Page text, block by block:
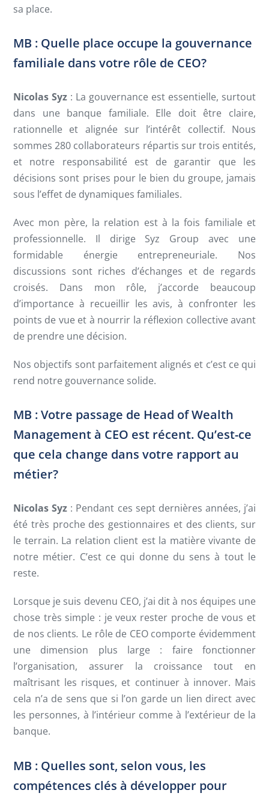
sa place.
MB : Quelle place occupe la gouvernance
familiale dans votre rôle de CEO?
Nicolas Syz : La gouvernance est essentielle, surtout
dans une banque familiale. Elle doit être claire,
rationnelle et alignée sur l’intérêt collectif. Nous
sommes 280 collaborateurs répartis sur trois entités,
et notre responsabilité est de garantir que les
décisions sont prises pour le bien du groupe, jamais
sous l’effet de dynamiques familiales.
Avec mon père, la relation est à la fois familiale et
professionnelle. Il dirige Syz Group avec une
formidable énergie entrepreneuriale. Nos
discussions sont riches d’échanges et de regards
croisés. Dans mon rôle, j’accorde beaucoup
d’importance à recueillir les avis, à confronter les
points de vue et à nourrir la réflexion collective avant
de prendre une décision.
Nos objectifs sont parfaitement alignés et c’est ce qui
rend notre gouvernance solide.
MB : Votre passage de Head of Wealth
Management à CEO est récent. Qu’est-ce
que cela change dans votre rapport au
métier?
Nicolas Syz : Pendant ces sept dernières années, j’ai
été très proche des gestionnaires et des clients, sur
le terrain. La relation client est la matière vivante de
notre métier. C’est ce qui donne du sens à tout le
reste.
Lorsque je suis devenu CEO, j’ai dit à nos équipes une
chose très simple : je veux rester proche de vous et
de nos clients. Le rôle de CEO comporte évidemment
une dimension plus large : faire fonctionner
l’organisation, assurer la croissance tout en
maîtrisant les risques, et continuer à innover. Mais
cela n’a de sens que si l’on garde un lien direct avec
les personnes, à l’intérieur comme à l’extérieur de la
banque.
MB : Quelles sont, selon vous, les
compétences clés à développer pour